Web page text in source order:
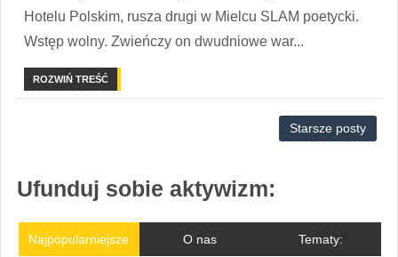
Hotelu Polskim, rusza drugi w Mielcu SLAM poetycki.
Wstęp wolny. Zwieńczy on dwudniowe war...
ROZWIŃ TREŚĆ
Starsze posty
Ufunduj sobie aktywizm:
Najpopularniejsze O nas Tematy: